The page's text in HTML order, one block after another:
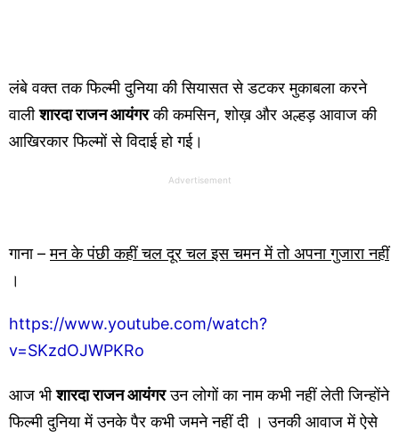
लंबे वक्त तक फिल्मी दुनिया की सियासत से डटकर मुकाबला करने
वालीशारदा राजन आयंगरकी कमसिन, शोख़ और अल्हड़ आवाज की
आखिरकार फिल्मों से विदाई हो गई।
Advertisement
गाना –मन के पंछी कहीं चल दूर चल इस चमन में तो अपना गुजारा नहीं
।
https://www.youtube.com/watch?
v=SKzdOJWPKRo
आज भीशारदा राजन आयंगरउन लोगों का नाम कभी नहीं लेती जिन्होंने
फिल्मी दुनिया में उनके पैर कभी जमने नहीं दी । उनकी आवाज में ऐसे